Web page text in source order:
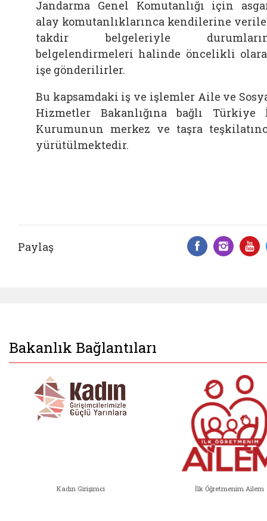
Jandarma Genel Komutanlığı için
alay komutanlıklarınca kendilerine
takdir belgeleriyle
belgelendirmeleri halinde öncelikli
işe gönderilirler.
Bu kapsamdaki iş ve işlemler Aile ve
Hizmetler Bakanlığına bağlı Türkiye
Kurumunun merkez ve taşra
yürütülmektedir.
Paylaş
Bakanlık Bağlantıları
Kadın Girişimci İlk Öğretmenim Ailem